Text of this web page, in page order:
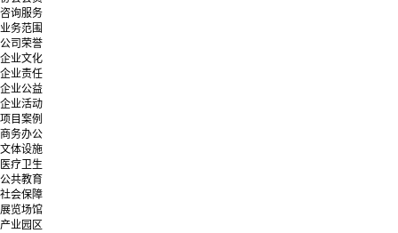
咨询服务
业务范围
公司荣誉
企业文化
企业责任
企业公益
企业活动
项目案例
商务办公
文体设施
医疗卫生
公共教育
社会保障
展览场馆
产业园区